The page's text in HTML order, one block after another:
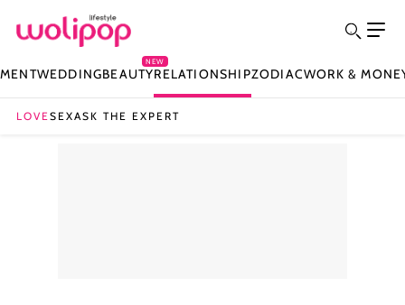
WEDDINGBEAUTY
NEW
RELATIONSHIPZODIACWORK &
LOVESEXASK THE EXPERT